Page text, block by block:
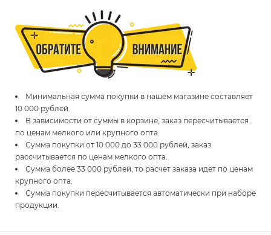
Минимальная сумма покупки в нашем магазине составляет
10 000 рублей.
В зависимости от суммы в корзине, заказ пересчитывается
по ценам мелкого или крупного опта.
Сумма покупки от 10 000 до 33 000 рублей, заказ
рассчитывается по ценам мелкого опта.
Сумма более 33 000 рублей, то расчет заказа идет по ценам
крупного опта.
Сумма покупки пересчитывается автоматически при наборе
продукции.